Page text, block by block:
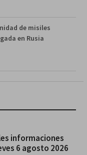
de misiles
en Rusia
informaciones
6 agosto 2026